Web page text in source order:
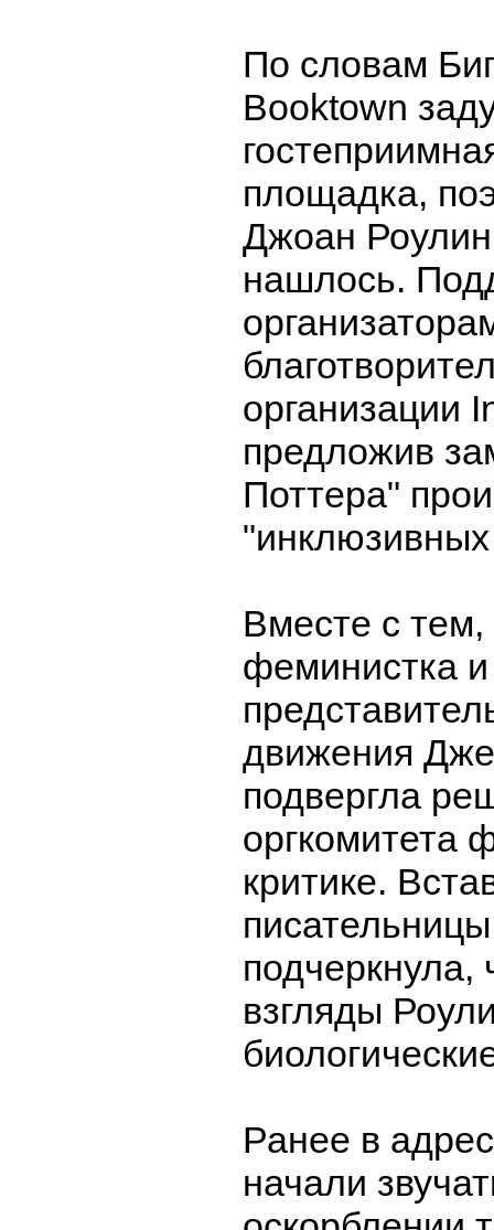
По словам
Booktown
площадка,
Джоан
нашлось.
организации
предложив
Поттера"
Вместе с тем,
феминистка и
движения
подвергла
оргкомитета
критике.
подчеркнула,
взгляды
Ранее в
начали